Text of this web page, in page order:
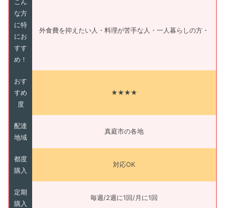
こん
な方
に特
にお
すす
め！
外食費を抑えたい人・料理が苦手な人・一人暮らしの方・
おす
すめ
度
★★★★
配達
地域
真庭市の各地
都度
購入
対応OK
定期
購入
毎週/2週に1回/月に1回